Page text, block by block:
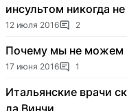
инсультом никогда
12 июля 2016 2
Почему мы не можем
17 июня 2016 1
Итальянские врачи
да Винчи